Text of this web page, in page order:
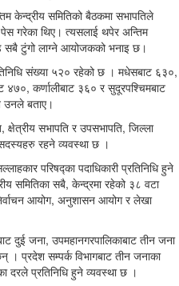
केन्द्रीय समितिको बैठकमा सभापतिले
पेस गरेका थिए। त्यसलाई थपेर अन्तिम
सबै टुंगो लाग्ने आयोजकको भनाइ छ।
संख्या ५२० रहेको छ । मधेसबाट ६३०,
४७०, कर्णालीबाट ३६० र सुदूरपश्चिमबाट
उनले बताए।
क्षेत्रीय सभापति र उपसभापति, जिल्ला
रहने व्यवस्था छ ।
परिषद्का पदाधिकारी प्रतिनिधि हुने
समितिका सबै, केन्द्रमा रहेको ३८ वटा
आयोग, अनुशासन आयोग र लेखा
दुई जना, उपमहानगरपालिकाबाट तीन जना
। प्रदेश सम्पर्क विभागबाट तीन जनाका
दरले प्रतिनिधि हुने व्यवस्था छ ।